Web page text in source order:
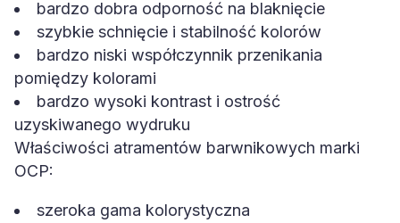
bardzo dobra odporność na blaknięcie
szybkie schnięcie i stabilność kolorów
bardzo niski współczynnik przenikania
pomiędzy kolorami
bardzo wysoki kontrast i ostrość
uzyskiwanego wydruku
Właściwości atramentów barwnikowych marki
OCP:
szeroka gama kolorystyczna